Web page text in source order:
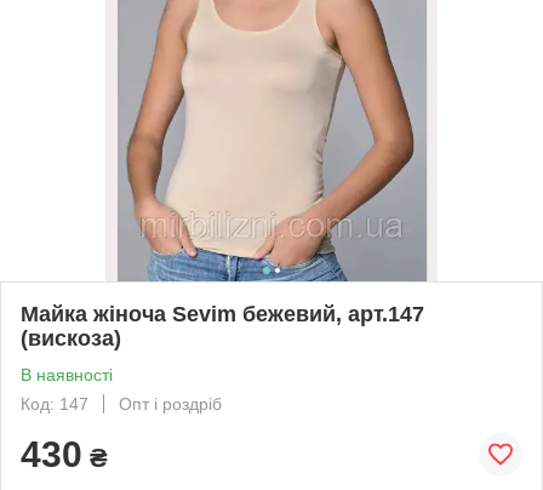
Майка жіноча Sevim бежевий, арт.147
(вискоза)
В наявності
Код: 147
Опт і роздріб
430 ₴